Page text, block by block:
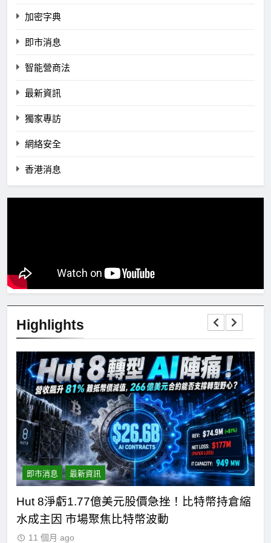
加密字典
即市消息
智能營商法
最新資訊
獨家專訪
網絡安全
香港消息
Highlights
即市消息 最新資訊
Hut 8淨虧1.77億美元股價急挫！比特幣持倉縮
水成主因 市場聚焦比特幣波動
11 個月 ago